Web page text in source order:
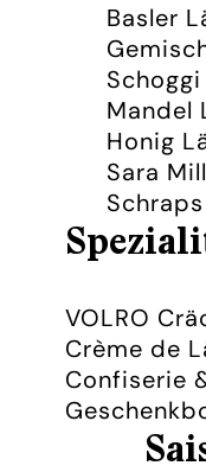
Basler
Mandel
Honig
Sara
VOLRO
Crème de
Confiserie